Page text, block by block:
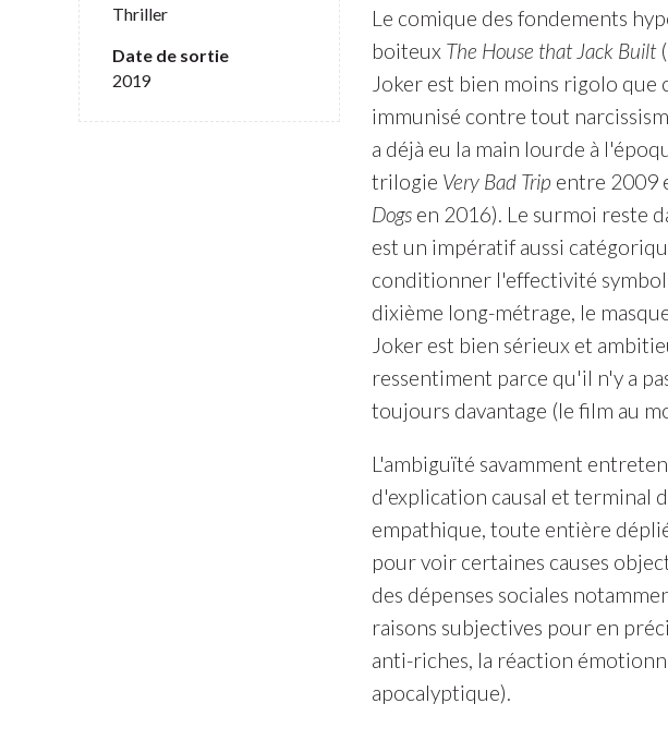
Thriller
Date de sortie
2019
Le comique des fondements
boiteux The House that Jack Built
Joker est bien moins rigolo
immunisé contre tout
a déjà eu la main lourde à
trilogie Very Bad Trip entre 2009
Dogsen 2016). Le surmoi reste
est un impératif aussi
conditionner l'effectivité
dixième long-métrage, le
Joker est bien sérieux et
ressentiment parce qu'il n'y a
toujours davantage (le film au
L'ambiguïté savamment
d'explication causal et terminal
empathique, toute entière
pour voir certaines causes
des dépenses sociales
raisons subjectives pour en
anti-riches, la réaction
apocalyptique).